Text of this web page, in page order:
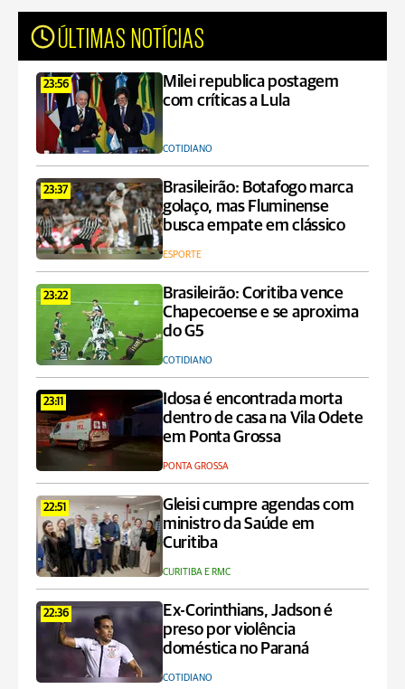
ÚLTIMAS NOTÍCIAS
23:56
Milei republica postagem
com críticas a Lula
COTIDIANO
23:37
Brasileirão: Botafogo marca
golaço, mas Fluminense
busca empate em clássico
ESPORTE
23:22
Brasileirão: Coritiba vence
Chapecoense e se aproxima
do G5
COTIDIANO
23:11
Idosa é encontrada morta
dentro de casa na Vila Odete
em Ponta Grossa
PONTA GROSSA
22:51
Gleisi cumpre agendas com
ministro da Saúde em
Curitiba
CURITIBA E RMC
22:36
Ex-Corinthians, Jadson é
preso por violência
doméstica no Paraná
COTIDIANO